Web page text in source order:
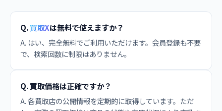
Q.買取Xは無料で使えますか？
A. はい、完全無料でご利用いただけます。会員登録も不要
で、検索回数に制限はありません。
Q. 買取価格は正確ですか？
A. 各買取店の公開情報を定期的に取得しています。ただ